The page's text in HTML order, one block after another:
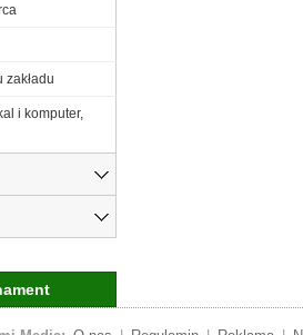
zakładu
i komputer,